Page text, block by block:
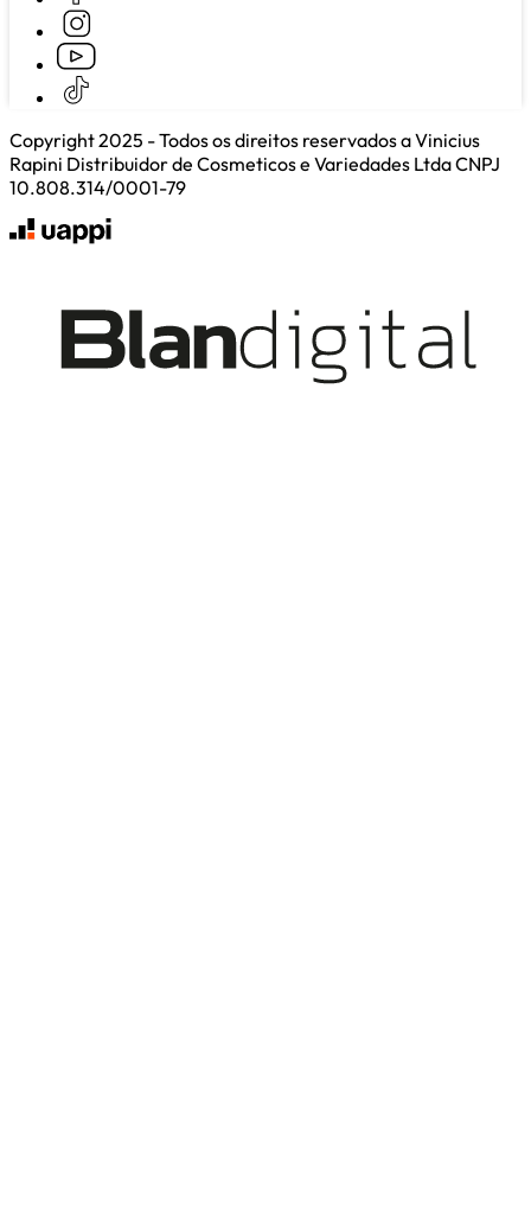
Copyright 2025 - Todos os direitos reservados a Vinicius
Rapini Distribuidor de Cosmeticos e Variedades Ltda CNPJ
10.808.314/0001-79